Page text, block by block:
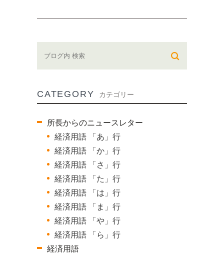
CATEGORY カテゴリー
所長からのニュースレター
経済用語 「あ」行
経済用語 「か」行
経済用語 「さ」行
経済用語 「た」行
経済用語 「は」行
経済用語 「ま」行
経済用語 「や」行
経済用語 「ら」行
経済用語